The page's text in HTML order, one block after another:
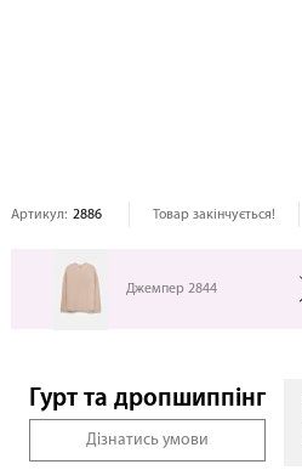
Артикул: 2886 Товар закінчується!
Джемпер 2844
Гурт та дропшиппінг
Дізнатись умови